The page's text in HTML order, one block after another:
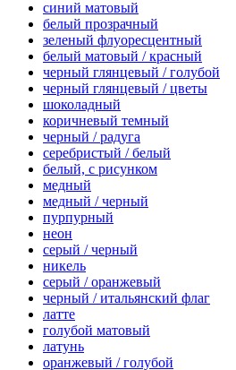
синий матовый
белый прозрачный
зеленый флуоресцентный
белый матовый / красный
черный глянцевый / голубой
черный глянцевый / цветы
шоколадный
коричневый темный
черный / радуга
серебристый / белый
белый, с рисунком
медный
медный / черный
пурпурный
неон
серый / черный
никель
серый / оранжевый
черный / итальянский флаг
латте
голубой матовый
латунь
оранжевый / голубой